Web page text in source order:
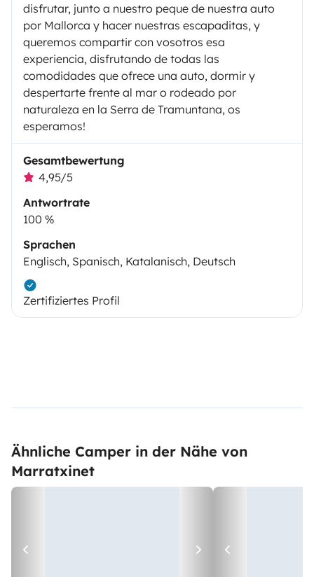
disfrutar, junto a nuestro peque de nuestra auto
por Mallorca y hacer nuestras escapaditas, y
queremos compartir con vosotros esa
experiencia, disfrutando de todas las
comodidades que ofrece una auto, dormir y
despertarte frente al mar o rodeado por
naturaleza en la Serra de Tramuntana, os
esperamos!
Gesamtbewertung
4,95/5
Antwortrate
100 %
Sprachen
Englisch, Spanisch, Katalanisch, Deutsch
Zertifiziertes Profil
Ähnliche Camper in der Nähe von
Marratxinet